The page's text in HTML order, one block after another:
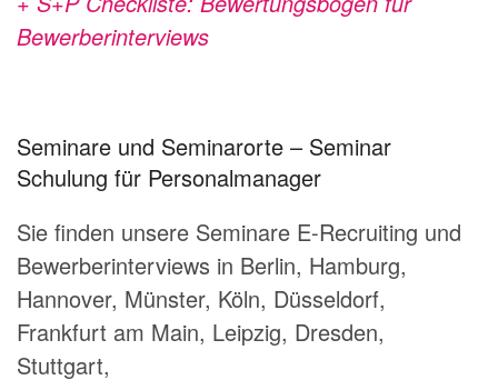
Bewerberinterviews
Seminare und Seminarorte – Seminar
Schulung für Personalmanager
Sie finden unsere Seminare E-Recruiting und
Bewerberinterviews in Berlin, Hamburg,
Hannover, Münster, Köln, Düsseldorf,
Frankfurt am Main, Leipzig, Dresden,
Stuttgart,